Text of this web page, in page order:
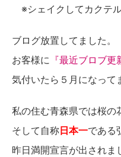
※シェイクしてカクテル
ブログ放置してました。
お客様に 『最近ブロブ更
気付いたら５月になって
私の住む青森県では桜の
そして自称日本一である
昨日満開宣言が出されま